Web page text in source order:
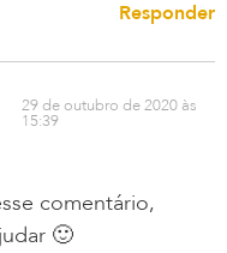
Responder
29 de outubro de 2020 às
15:39
comentário,
🙂